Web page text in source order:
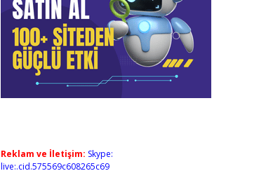
Reklam ve İletişim: Skype:
live:.cid.575569c608265c69